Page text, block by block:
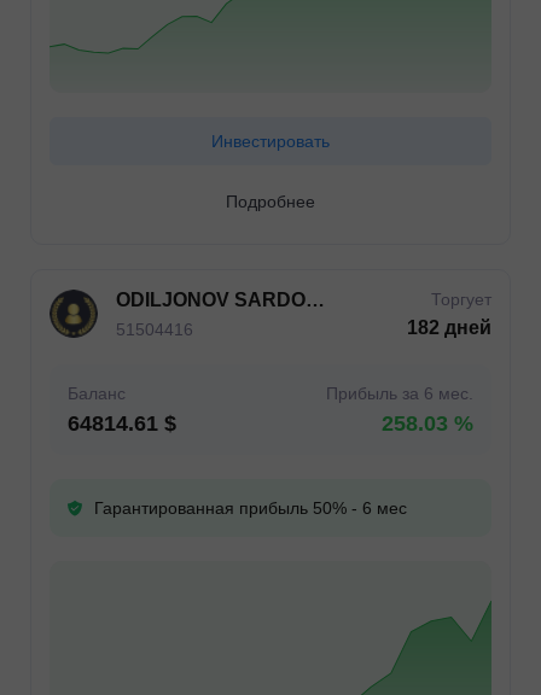
Инвестировать
Подробнее
ODILJONOV SARDORBEK FAZLIDDIN OGLI
51504416
Торгует
182 дней
Баланс
64814.61 $
Прибыль за 6 мес.
258.03 %
Гарантированная прибыль 50% - 6 мес